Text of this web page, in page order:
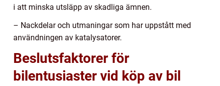
i att minska utsläpp av skadliga ämnen.
– Nackdelar och utmaningar som har uppstått med
användningen av katalysatorer.
Beslutsfaktorer för
bilentusiaster vid köp av bil